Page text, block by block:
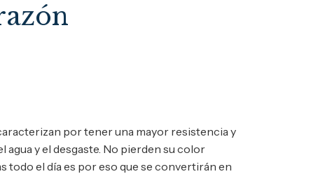
por tener una mayor resistencia y
agua y el desgaste. No pierden su color
todo el día es por eso que se convertirán en